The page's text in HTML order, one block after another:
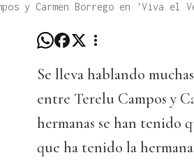
y Carmen Borrego en 'Viva el
Se lleva hablando
entre Terelu Campos y
hermanas se han tenido
que ha tenido la